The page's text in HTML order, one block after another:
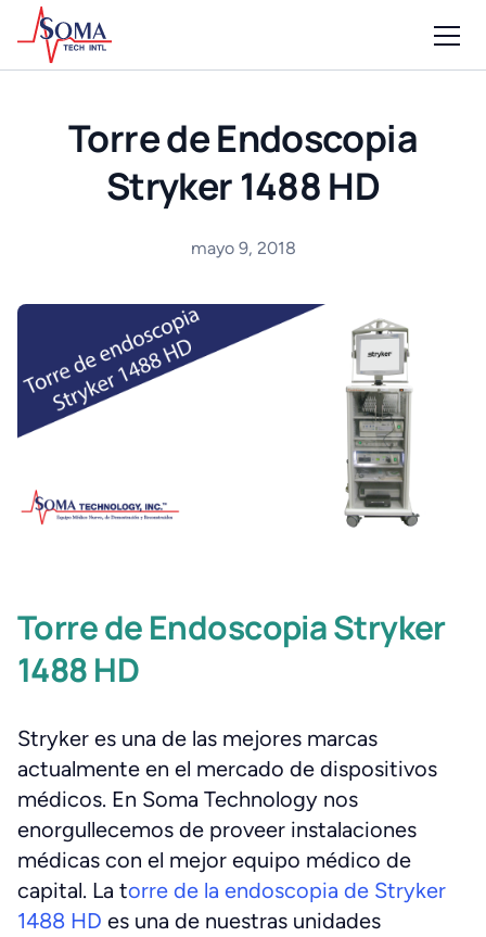
Torre de Endoscopia
Stryker 1488 HD
mayo 9, 2018
Torre de Endoscopia Stryker
1488 HD
Stryker es una de las mejores marcas
actualmente en el mercado de dispositivos
médicos. En Soma Technology nos
enorgullecemos de proveer instalaciones
médicas con el mejor equipo médico de
capital. La torre de la endoscopia de Stryker
1488 HD es una de nuestras unidades